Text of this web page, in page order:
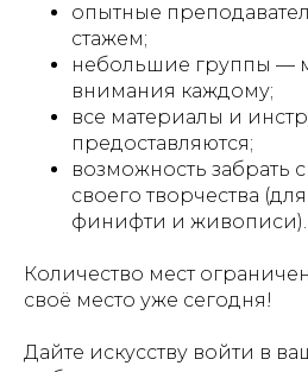
опытные
стажем;
небольшие группы —
внимания каждому;
все материалы и
предоставляются;
возможность забрать
своего творчества
финифти и живописи).
Количество мест
своё место уже сегодня!
Дайте искусству войти в